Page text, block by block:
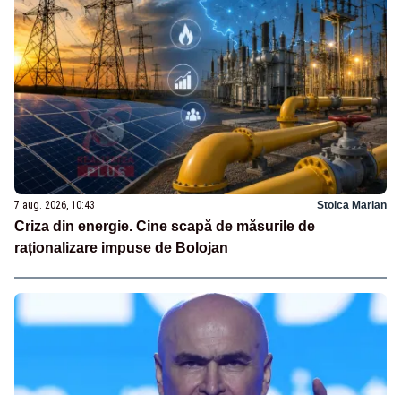
7 aug. 2026, 10:43 Stoica Marian
Criza din energie. Cine scapă de măsurile de
raționalizare impuse de Bolojan